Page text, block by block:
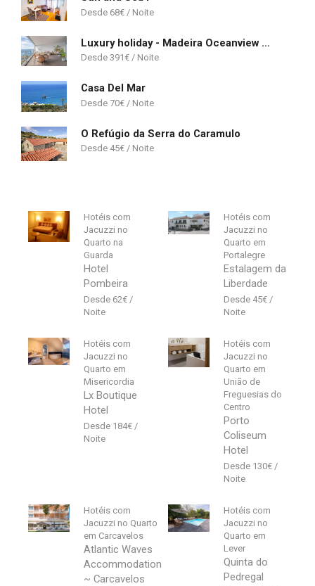
68€
Luxury holiday - Madeira Oceanview Paradise
391€
Casa Del Mar
70€
O Refúgio da Serra do Caramulo
45€
Hotéis com
Jacuzzi no
Quarto na
Guarda
Hotel
Pombeira
62€
Hotéis com
Jacuzzi no
Quarto em
Portalegre
Estalagem da
Liberdade
45€
Hotéis com
Jacuzzi no
Quarto em
Misericordia
Lx Boutique
Hotel
184€
Hotéis com
Jacuzzi no
Quarto em
União de
Freguesias do
Centro
Porto
Coliseum
Hotel
130€
Hotéis com
Jacuzzi no Quarto
em Carcavelos
Atlantic Waves
Accommodation
~ Carcavelos
Hotéis com
Jacuzzi no
Quarto em
Lever
Quinta do
Pedregal